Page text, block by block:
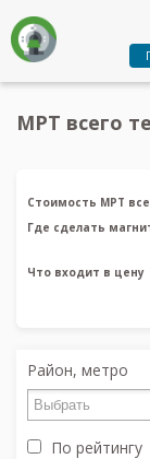
МРТ всего
Стоимость МРТ
Где сделать
Что входит в цену
Район, метро
По рейтингу